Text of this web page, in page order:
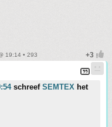
19:14 • 293
schreef SEMTEX het